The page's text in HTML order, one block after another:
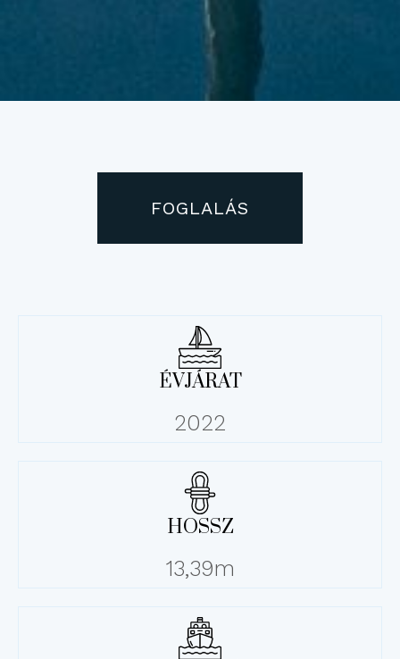
FOGLALÁS
ÉVJÁRAT
2022
HOSSZ
13,39m